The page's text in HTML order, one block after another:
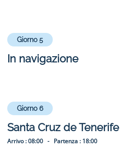
Giorno 5
In navigazione
Giorno 6
Santa Cruz de Tenerife
Arrivo :08:00 - Partenza : 18:00